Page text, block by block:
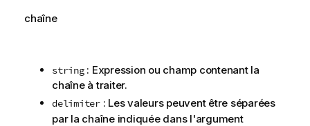
chaîne
string: Expression ou champ contenant la
chaîne à traiter.
delimiter: Les valeurs peuvent être séparées
par la chaîne indiquée dans l'argument